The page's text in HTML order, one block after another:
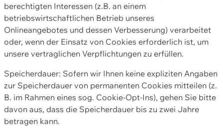
berechtigten Interessen (z.B. an einem
betriebswirtschaftlichen Betrieb unseres
Onlineangebotes und dessen Verbesserung) verarbeitet
oder, wenn der Einsatz von Cookies erforderlich ist, um
unsere vertraglichen Verpflichtungen zu erfüllen.
Speicherdauer: Sofern wir Ihnen keine expliziten Angaben
zur Speicherdauer von permanenten Cookies mitteilen (z.
B. im Rahmen eines sog. Cookie-Opt-Ins), gehen Sie bitte
davon aus, dass die Speicherdauer bis zu zwei Jahre
betragen kann.